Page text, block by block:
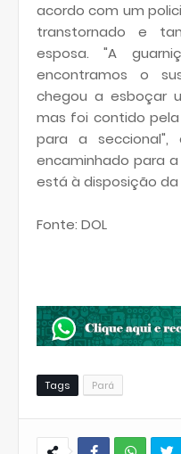
acordo com um
transtornado e
esposa. "A
encontramos o
chegou a esboçar
mas foi contido
para a
encaminhado para
está à disposição da
Fonte: DOL
Tags Pará